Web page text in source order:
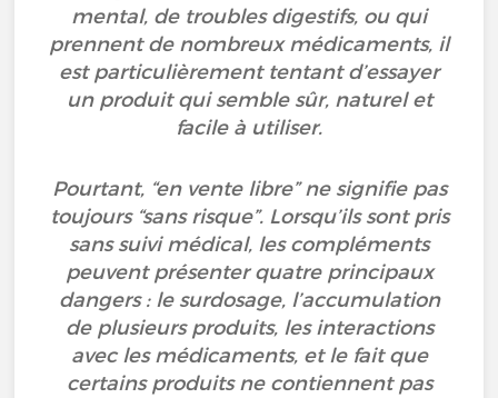
mental, de troubles digestifs, ou qui
prennent de nombreux médicaments, il
est particulièrement tentant d’essayer
un produit qui semble sûr, naturel et
facile à utiliser.
Pourtant, “en vente libre” ne signifie pas
toujours “sans risque”. Lorsqu’ils sont pris
sans suivi médical, les compléments
peuvent présenter quatre principaux
dangers : le surdosage, l’accumulation
de plusieurs produits, les interactions
avec les médicaments, et le fait que
certains produits ne contiennent pas